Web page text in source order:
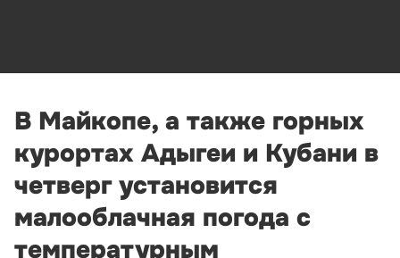
В Майкопе, а также горных
курортах Адыгеи и Кубани в
четверг установится
малооблачная погода с
температурным